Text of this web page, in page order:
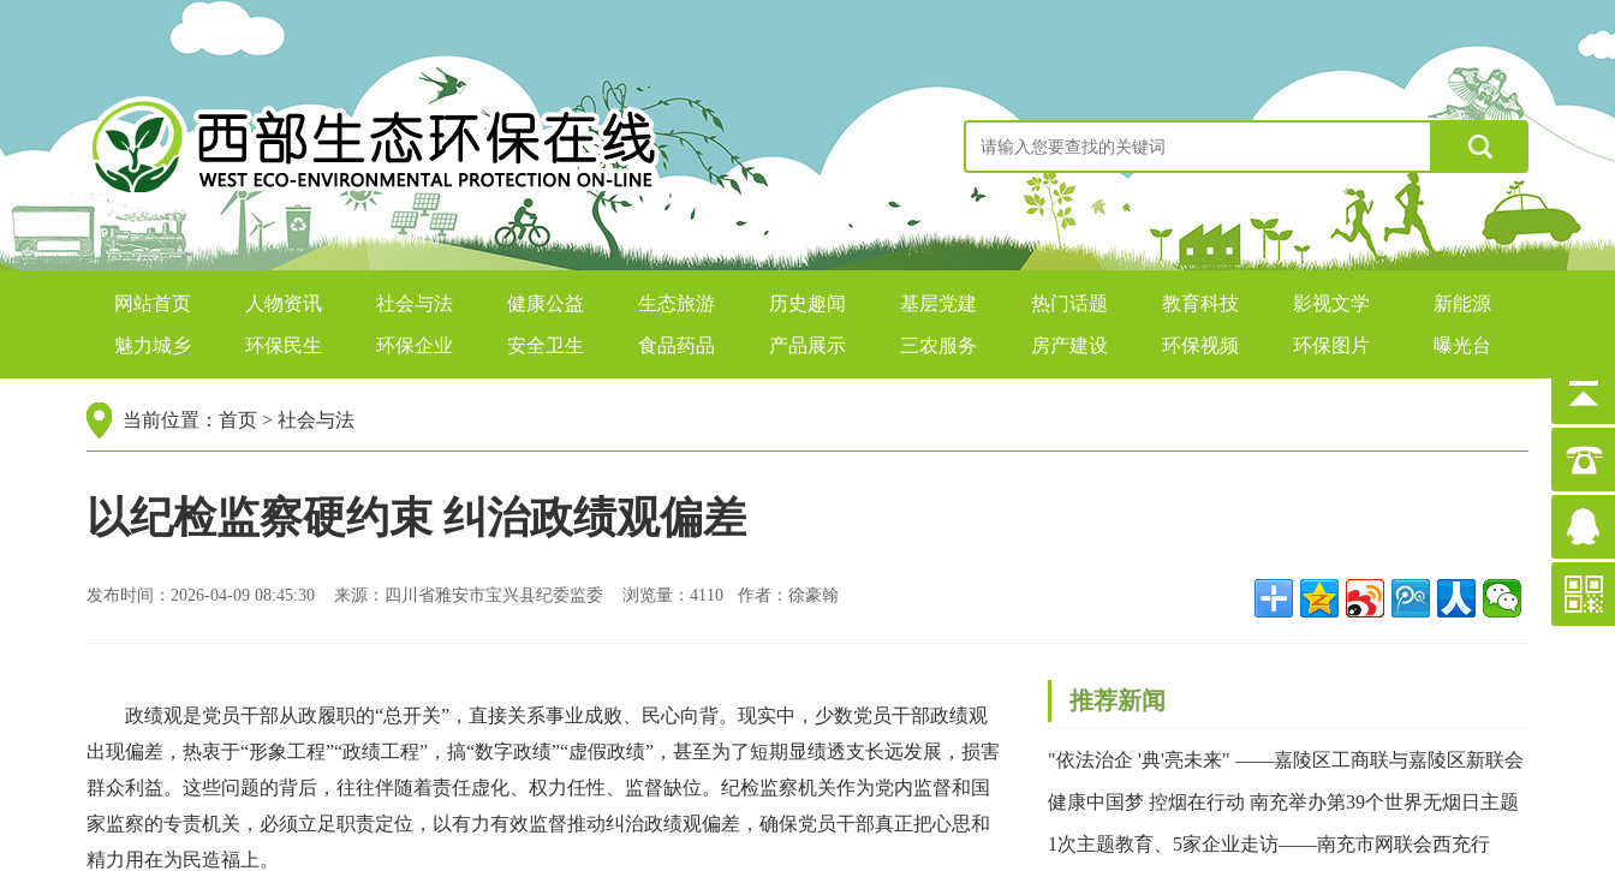
西部生态环保在线
网站首页 人物资讯 社会与法 健康公益 生态旅游 历史趣闻 基层党建 热门话题 教育科技 影视文学 新能源
魅力城乡 环保民生 环保企业 安全卫生 食品药品 产品展示 三农服务 房产建设 环保视频 环保图片 曝光台
当前位置： 首页 > 社会与法
以纪检监察硬约束 纠治政绩观偏差
发布时间：2026-04-09 08:45:30 来源：四川省雅安市宝兴县纪委监委 浏览量： 4110 作者：徐豪翰
政绩观是党员干部从政履职的“总开关”，直接关系事业成败、民心向背。现实中，少数党员干部政绩观
出现偏差，热衷于“形象工程”“政绩工程”，搞“数字政绩”“虚假政绩”，甚至为了短期显绩透支长远发展，损害
群众利益。这些问题的背后，往往伴随着责任虚化、权力任性、监督缺位。纪检监察机关作为党内监督和国
家监察的专责机关，必须立足职责定位，以有力有效监督推动纠治政绩观偏差，确保党员干部真正把心思和
精力用在为民造福上。
推荐新闻
"依法治企 '典'亮未来" ——嘉陵区工商联与嘉陵区新联会
联合举办民法典专题讲座
健康中国梦 控烟在行动 南充举办第39个世界无烟日主题
宣传暨健步行活动
1次主题教育、5家企业走访——南充市网联会西充行